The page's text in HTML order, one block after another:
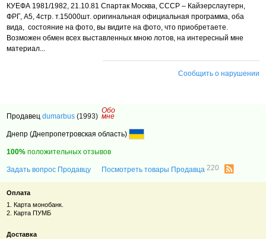
КУЕФА 1981/1982, 21.10.81 Спартак Москва, СССР – Кайзерслаутерн,
ФРГ, А5, 4стр. т.15000шт. оригинальная официальная программа, оба
вида, состояние на фото, вы видите на фото, что приобретаете.
Возможен обмен всех выставленных мною лотов, на интересный мне
материал...
Сообщить о нарушении
Продавецdumarbus (1993)
Обо
мне
Днепр (Днепропетровская область)
100% положительных отзывов
Задать вопрос Продавцу Посмотреть товары Продавца220
Оплата
1. Карта монобанк.
2. Карта ПУМБ
Доставка